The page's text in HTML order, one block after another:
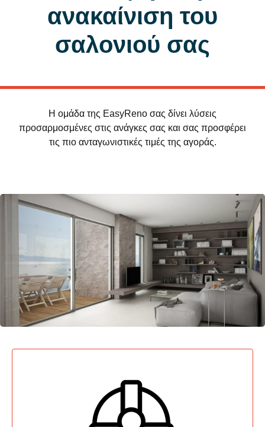
ανακαίνιση του
σαλονιού σας
H ομάδα της EasyReno σας δίνει λύσεις
προσαρμοσμένες στις ανάγκες σας και σας προσφέρει
τις πιο ανταγωνιστικές τιμές της αγοράς.